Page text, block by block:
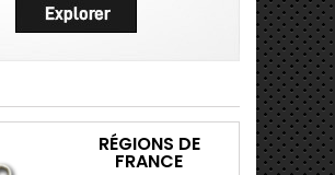
RÉGIONS DE
FRANCE